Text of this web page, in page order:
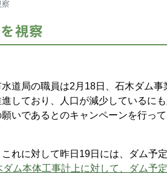
視察
道局の職員は2月18日、石木ダム事
しており、人口が減少しているに
いであるとのキャンペーンを行って
れに対して昨日19日には、ダム予
ダム本体工事計上に対して、ダム予